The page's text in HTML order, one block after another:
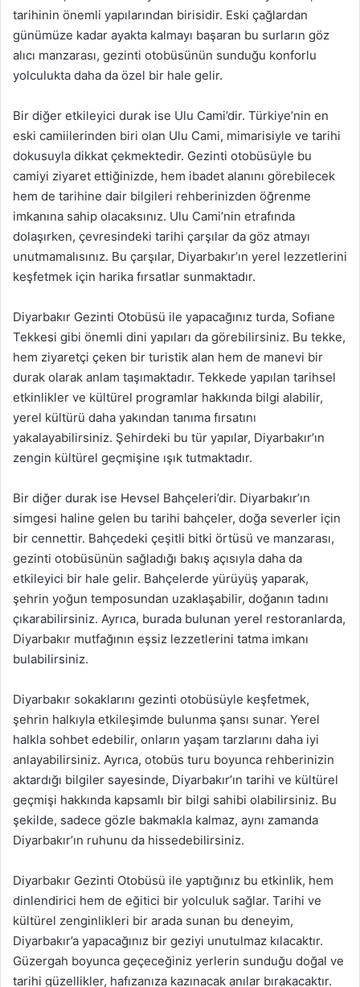
tarihinin önemli yapılarından birisidir. Eski çağlardan
günümüze kadar ayakta kalmayı başaran bu surların göz
alıcı manzarası, gezinti otobüsünün sunduğu konforlu
yolculukta daha da özel bir hale gelir.
Bir diğer etkileyici durak ise Ulu Cami’dir. Türkiye’nin en
eski camiilerinden biri olan Ulu Cami, mimarisiyle ve tarihi
dokusuyla dikkat çekmektedir. Gezinti otobüsüyle bu
camiyi ziyaret ettiğinizde, hem ibadet alanını görebilecek
hem de tarihine dair bilgileri rehberinizden öğrenme
imkanına sahip olacaksınız. Ulu Cami’nin etrafında
dolaşırken, çevresindeki tarihi çarşılar da göz atmayı
unutmamalısınız. Bu çarşılar, Diyarbakır’ın yerel lezzetlerini
keşfetmek için harika fırsatlar sunmaktadır.
Diyarbakır Gezinti Otobüsü ile yapacağınız turda, Sofiane
Tekkesi gibi önemli dini yapıları da görebilirsiniz. Bu tekke,
hem ziyaretçi çeken bir turistik alan hem de manevi bir
durak olarak anlam taşımaktadır. Tekkede yapılan tarihsel
etkinlikler ve kültürel programlar hakkında bilgi alabilir,
yerel kültürü daha yakından tanıma fırsatını
yakalayabilirsiniz. Şehirdeki bu tür yapılar, Diyarbakır’ın
zengin kültürel geçmişine ışık tutmaktadır.
Bir diğer durak ise Hevsel Bahçeleri’dir. Diyarbakır’ın
simgesi haline gelen bu tarihi bahçeler, doğa severler için
bir cennettir. Bahçedeki çeşitli bitki örtüsü ve manzarası,
gezinti otobüsünün sağladığı bakış açısıyla daha da
etkileyici bir hale gelir. Bahçelerde yürüyüş yaparak,
şehrin yoğun temposundan uzaklaşabilir, doğanın tadını
çıkarabilirsiniz. Ayrıca, burada bulunan yerel restoranlarda,
Diyarbakır mutfağının eşsiz lezzetlerini tatma imkanı
bulabilirsiniz.
Diyarbakır sokaklarını gezinti otobüsüyle keşfetmek,
şehrin halkıyla etkileşimde bulunma şansı sunar. Yerel
halkla sohbet edebilir, onların yaşam tarzlarını daha iyi
anlayabilirsiniz. Ayrıca, otobüs turu boyunca rehberinizin
aktardığı bilgiler sayesinde, Diyarbakır’ın tarihi ve kültürel
geçmişi hakkında kapsamlı bir bilgi sahibi olabilirsiniz. Bu
şekilde, sadece gözle bakmakla kalmaz, aynı zamanda
Diyarbakır’ın ruhunu da hissedebilirsiniz.
Diyarbakır Gezinti Otobüsü ile yaptığınız bu etkinlik, hem
dinlendirici hem de eğitici bir yolculuk sağlar. Tarihi ve
kültürel zenginlikleri bir arada sunan bu deneyim,
Diyarbakır’a yapacağınız bir geziyi unutulmaz kılacaktır.
Güzergah boyunca geçeceğiniz yerlerin sunduğu doğal ve
tarihi güzellikler, hafızanıza kazınacak anılar bırakacaktır.